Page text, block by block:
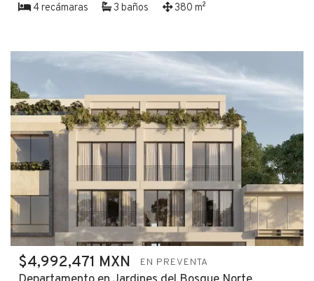
4 recámaras 3 baños 380 m²
$4,992,471 MXN EN PREVENTA